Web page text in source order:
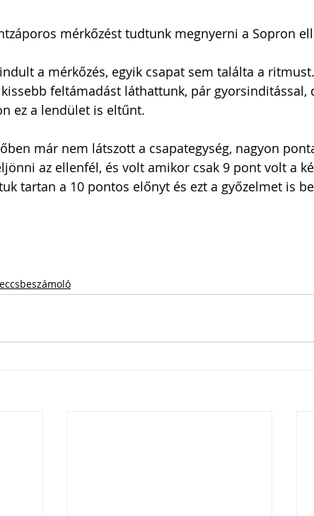
mérkőzést tudtunk megnyerni a Sopron
a mérkőzés, egyik csapat sem találta a
feltámadást láthattunk, pár gyorsinditással,
ez a lendület is eltűnt.
már nem látszott a csapategység, nagyon
az ellenfél, és volt amikor csak 9 pont volt a
tartan a 10 pontos előnyt és ezt a győzelmet is